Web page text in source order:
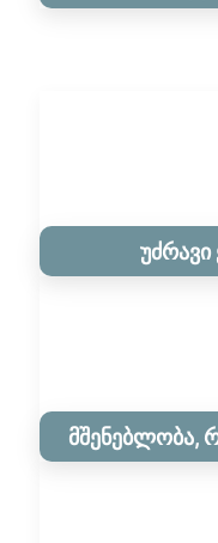
უძრავი
მშენებლობა,